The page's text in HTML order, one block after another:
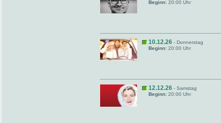
Beginn: 20:00 Uhr
10.12.26 - Donnerstag
Beginn: 20:00 Uhr
12.12.26 - Samstag
Beginn: 20:00 Uhr